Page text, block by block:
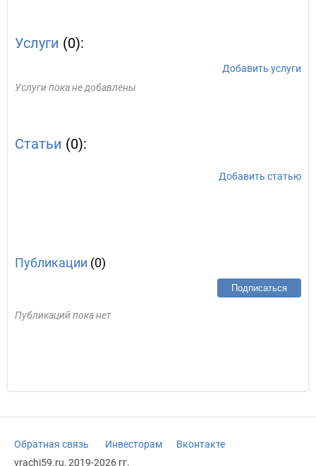
Услуги (0):
Добавить услуги
Услуги пока не добавлены
Статьи (0):
Добавить статью
Публикации (0)
Подписаться
Публикаций пока нет
Обратная связь Инвесторам
Вконтакте
vrachi59.ru, 2019-2026 гг.